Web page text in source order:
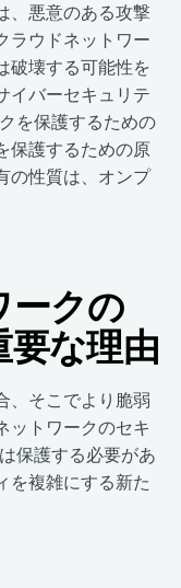
、悪意のある攻撃
ラウドネットワー
破壊する可能性を
イバーセキュリテ
を保護するための
保護するための原
の性質は、オンプ
ークの
な理由
、そこでより脆弱
ットワークのセキ
保護する必要があ
を複雑にする新た